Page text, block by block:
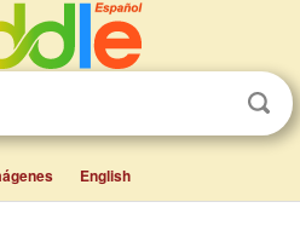
English